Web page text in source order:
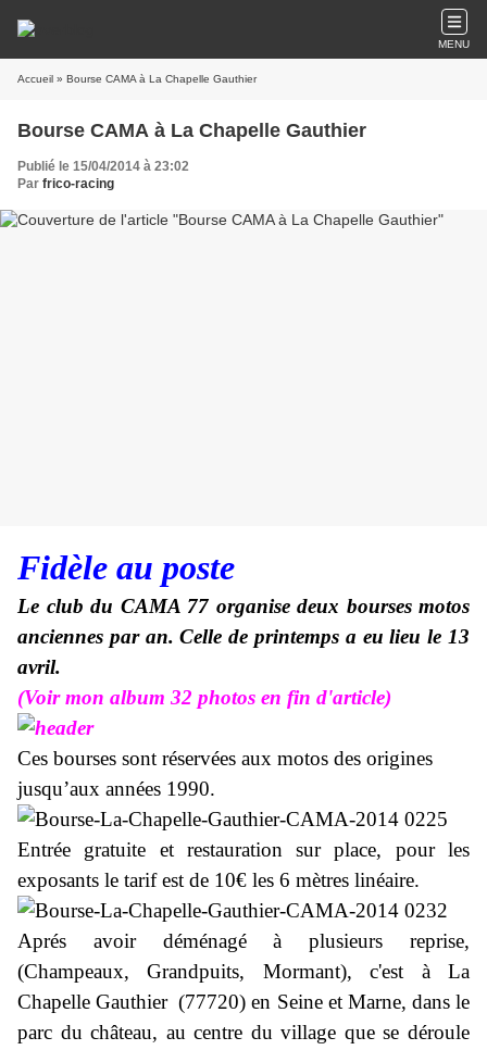
MENU
Accueil » Bourse CAMA à La Chapelle Gauthier
Bourse CAMA à La Chapelle Gauthier
Publié le 15/04/2014 à 23:02
Par frico-racing
Fidèle au poste
Le club du CAMA 77 organise deux bourses motos
anciennes par an. Celle de printemps a eu lieu le 13
avril.
(Voir mon album 32 photos en fin d'article)
Ces bourses sont réservées aux motos des origines
jusqu’aux années 1990.
Entrée gratuite et restauration sur place, pour les
exposants le tarif est de 10€ les 6 mètres linéaire.
Aprés avoir déménagé à plusieurs reprise,
(Champeaux, Grandpuits, Mormant), c'est à La
Chapelle Gauthier(77720) en Seine et Marne, dans le
parc du château, au centre du village que se déroule